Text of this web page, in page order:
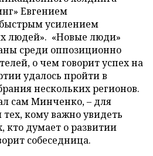
Евгением
усилением
людей». «Новые люди»
среди оппозиционно
о чем говорит успех на
удалось пройти в
нескольких регионов.
сам Минченко, – для
кому важно увидеть
кто думает о развитии
собеседница.